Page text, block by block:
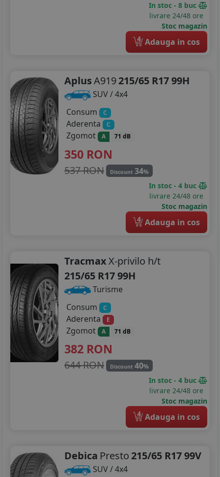
In stoc - 8 buc
livrare 24/48 ore
Stoc magazin
4 Adauga in cos
AplusA919215/65 R17 99H
SUV / 4x4
Consum
C
Aderenta C
Zgomot A 71 dB
350 RON
537 RON Discount 34%
In stoc - 4 buc
livrare 24/48 ore
Stoc magazin
4 Adauga in cos
TracmaxX-privilo h/t
215/65 R17 99H
Turisme
Consum
C
Aderenta E
Zgomot A 71 dB
382 RON
644 RON Discount 40%
In stoc - 4 buc
livrare 24/48 ore
Stoc magazin
4 Adauga in cos
Debica Presto 215/65 R17 99V
SUV / 4x4